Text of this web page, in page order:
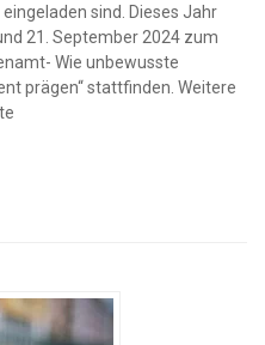
sind. Dieses Jahr
21. September 2024 zum
Wie unbewusste
prägen“ stattfinden. Weitere